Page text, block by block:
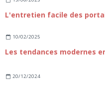
L'entretien facile des
10/02/2025
Les tendances modernes
20/12/2024